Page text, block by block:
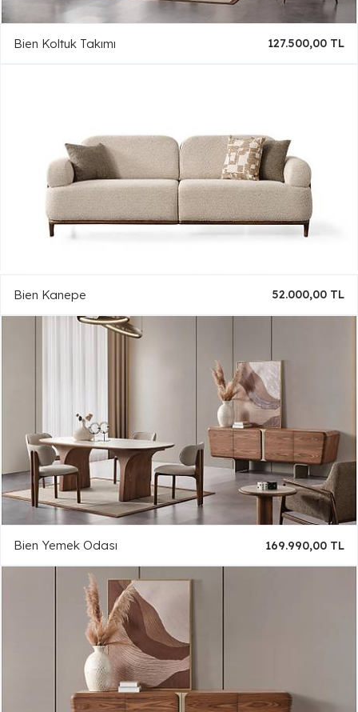
Bien Koltuk Takımı 127.500,00 TL
Bien Kanepe 52.000,00 TL
Bien Yemek Odası 169.990,00 TL